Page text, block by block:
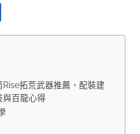
享
Rise拓荒武器推薦、配裝建
與百龍心得